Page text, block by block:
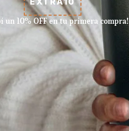
Aceptamos pagos con tarjeta
de crédito, débito, efectivo, y
dinero disponible en Mercado
Pago.
un 10% OFF en tu primera compra!